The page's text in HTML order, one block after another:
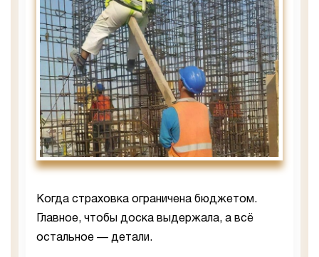
Когда страховка ограничена бюджетом.
Главное, чтобы доска выдержала, а всё
остальное — детали.